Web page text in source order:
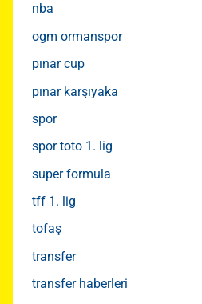
nba
ogm ormanspor
pınar cup
pınar karşıyaka
spor
spor toto 1. lig
super formula
tff 1. lig
tofaş
transfer
transfer haberleri